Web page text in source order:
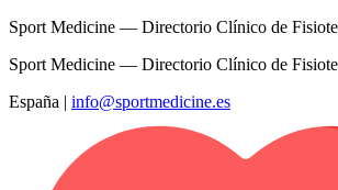
Sport Medicine — Directorio Clínico de
Sport Medicine — Directorio Clínico de
España | info@sportmedicine.es